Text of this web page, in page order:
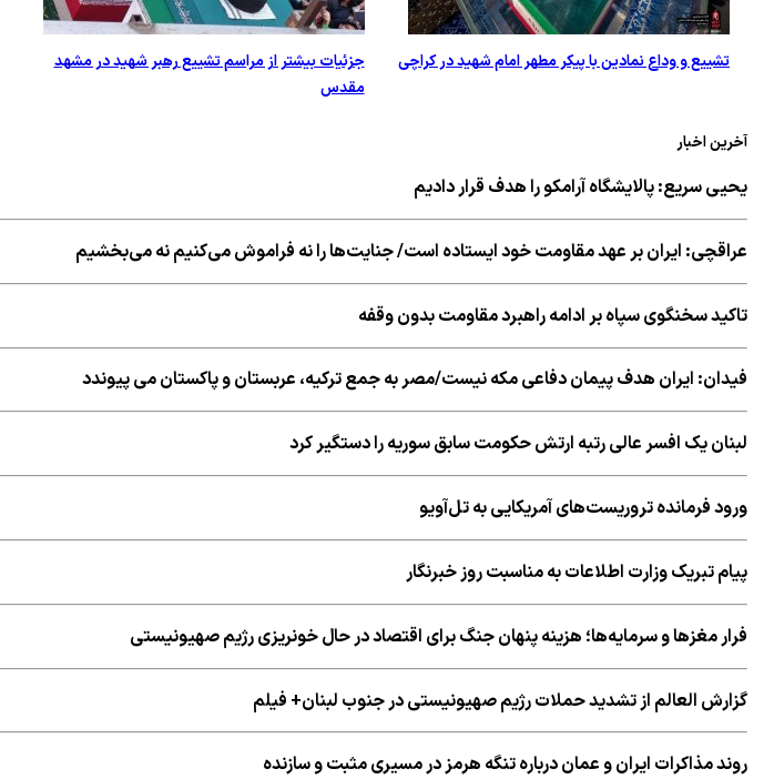
تشییع و وداع نمادین با پیکر مطهر امام شهید در کراچی
جزئیات بیشتر از مراسم تشییع رهبر شهید در مشهد
مقدس
آخرین اخبار
یحیی سریع: پالایشگاه آرامکو را هدف قرار دادیم
عراقچی: ایران بر عهد مقاومت خود ایستاده است/ جنایت‌ها را نه فراموش می‌کنیم نه می‌بخشیم
تاکید سخنگوی سپاه بر ادامه راهبرد مقاومت بدون وقفه
فیدان: ایران هدف پیمان دفاعی مکه نیست/مصر به جمع ترکیه، عربستان و پاکستان می پیوندد
لبنان یک افسر عالی رتبه ارتش حکومت سابق سوریه را دستگیر کرد
ورود فرمانده تروریست‌های آمریکایی به تل‌آویو
پیام تبریک وزارت اطلاعات به مناسبت روز خبرنگار
فرار مغزها و سرمایه‌ها؛ هزینه پنهان جنگ برای اقتصاد در حال خونریزی رژیم صهیونیستی
گزارش العالم از تشدید حملات رژیم صهیونیستی در جنوب لبنان+ فیلم
روند مذاکرات ایران و عمان درباره تنگه هرمز در مسیری مثبت و سازنده